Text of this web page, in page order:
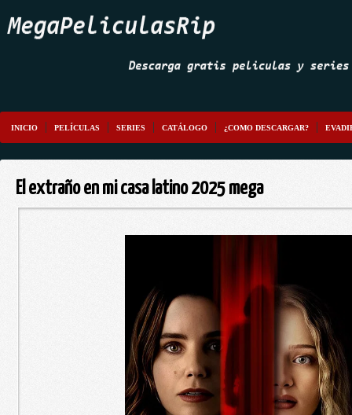
INICIO PELÍCULAS SERIES CATÁLOGO ¿COMO DESCARGAR?
El extraño en mi casa latino 2025 mega